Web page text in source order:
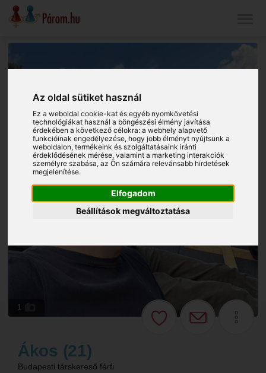
Az oldal sütiket használ
Ez a weboldal cookie-kat és egyéb nyomkövetési
technológiákat használ a böngészési élmény javítása
érdekében a következő célokra:a webhely alapvető
funkcióinak engedélyezése, hogy jobb élményt nyújtsunk a
weboldalon,termékeink és szolgáltatásaink iránti
érdeklődésének mérése, valamint a marketing interakciók
személyre szabása,az Ön számára relevánsabb hirdetések
megjelenítése.
Elfogadom
Beállítások megváltoztatása
1
Ákos (21)
Budapesti társkereső férfi